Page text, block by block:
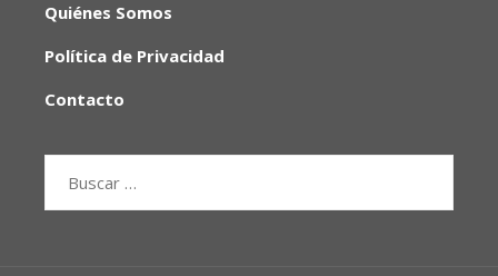
Quiénes Somos
Política de Privacidad
Contacto